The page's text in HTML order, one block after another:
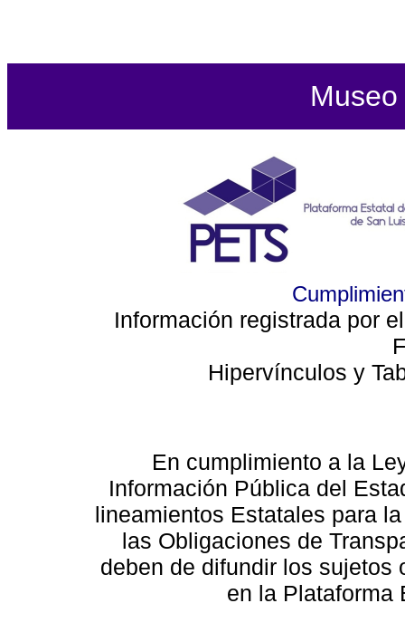
Información registrada por
Hipervínculos y
En cumplimiento a la
Información Pública del
lineamientos Estatales para
las Obligaciones de
deben de difundir los sujetos
en la Plataforma